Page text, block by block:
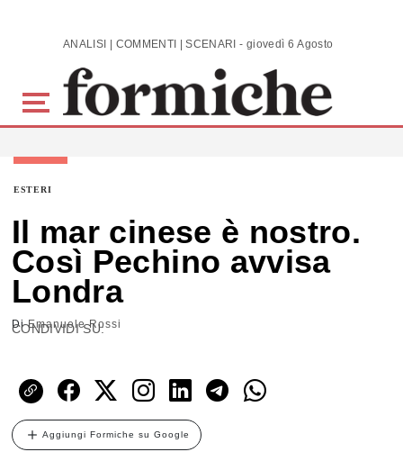
Skip to main content ANALISI | COMMENTI | SCENARI - giovedì 6 Agosto 2026
ESTERI
Il mar cinese è nostro.
Così Pechino avvisa
Londra
DiEmanuele Rossi
CONDIVIDI SU:
Aggiungi Formiche su Google